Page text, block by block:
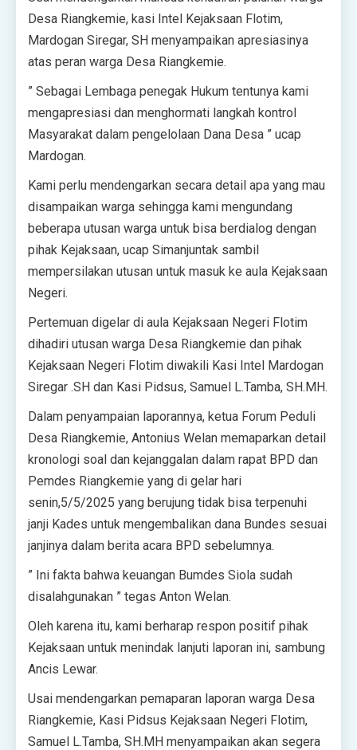
Desa Riangkemie, kasi Intel Kejaksaan Flotim,
Mardogan Siregar, SH menyampaikan apresiasinya
atas peran warga Desa Riangkemie.
” Sebagai Lembaga penegak Hukum tentunya kami
mengapresiasi dan menghormati langkah kontrol
Masyarakat dalam pengelolaan Dana Desa ” ucap
Mardogan.
Kami perlu mendengarkan secara detail apa yang mau
disampaikan warga sehingga kami mengundang
beberapa utusan warga untuk bisa berdialog dengan
pihak Kejaksaan, ucap Simanjuntak sambil
mempersilakan utusan untuk masuk ke aula Kejaksaan
Negeri.
Pertemuan digelar di aula Kejaksaan Negeri Flotim
dihadiri utusan warga Desa Riangkemie dan pihak
Kejaksaan Negeri Flotim diwakili Kasi Intel Mardogan
Siregar .SH dan Kasi Pidsus, Samuel L.Tamba, SH.MH.
Dalam penyampaian laporannya, ketua Forum Peduli
Desa Riangkemie, Antonius Welan memaparkan detail
kronologi soal dan kejanggalan dalam rapat BPD dan
Pemdes Riangkemie yang di gelar hari
senin,5/5/2025 yang berujung tidak bisa terpenuhi
janji Kades untuk mengembalikan dana Bundes sesuai
janjinya dalam berita acara BPD sebelumnya.
” Ini fakta bahwa keuangan Bumdes Siola sudah
disalahgunakan ” tegas Anton Welan.
Oleh karena itu, kami berharap respon positif pihak
Kejaksaan untuk menindak lanjuti laporan ini, sambung
Ancis Lewar.
Usai mendengarkan pemaparan laporan warga Desa
Riangkemie, Kasi Pidsus Kejaksaan Negeri Flotim,
Samuel L.Tamba, SH.MH menyampaikan akan segera